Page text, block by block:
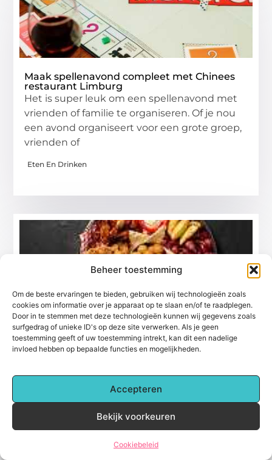
Beheer toestemming
Om de beste ervaringen te bieden, gebruiken wij technologieën zoals
cookies om informatie over je apparaat op te slaan en/of te raadplegen.
Door in te stemmen met deze technologieën kunnen wij gegevens zoals
surfgedrag of unieke ID's op deze site verwerken. Als je geen
toestemming geeft of uw toestemming intrekt, kan dit een nadelige
invloed hebben op bepaalde functies en mogelijkheden.
Accepteren
Bekijk voorkeuren
Cookiebeleid
Maak spellenavond compleet met Chinees
restaurant Limburg
Het is super leuk om een spellenavond met
vrienden of familie te organiseren. Of je nou
een avond organiseert voor een grote groep,
vrienden of
Eten En Drinken
Gezonder snacken met een airfryer?
De welbekende frituurpan heeft in vrijwel
ieder huishouden plaats moeten maken voor
gezonder kunnen snacken, maar ook veel